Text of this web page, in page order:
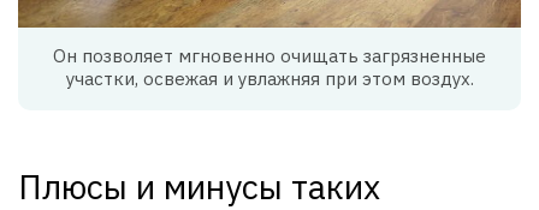
Он позволяет мгновенно очищать загрязненные
участки, освежая и увлажняя при этом воздух.
Плюсы и минусы таких